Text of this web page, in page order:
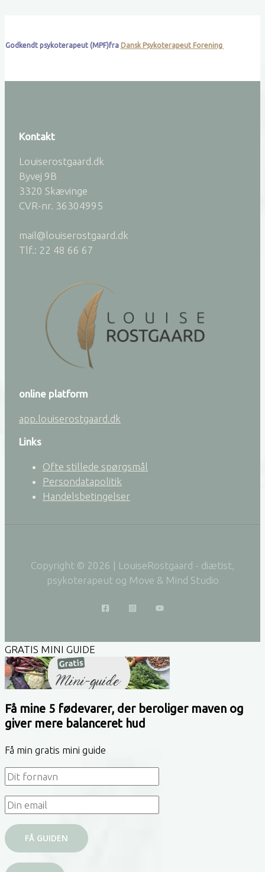
Godkendt psykoterapeut (MPF)fra Dansk Psykoterapeut Forening
Kontakt
Louiserostgaard.dk
Byvej 9B
3320 Skævinge
CVR-nr. 36304995
mail@louiserostgaard.dk
Tlf.: 22 48 66 67
online platform
app.louiserostgaard.dk
Links
Ofte stillede spørgsmål
Persondatapolitik
Handelsbetingelser
Copyright © 2026 | LouiseRostgaard - diætist,
psykoterapeut og Move & Mind Studio
GRATIS MINI GUIDE
Få mine 5 fødevarer, der beroliger maven og
giver mere balanceret hud
Få min gratis mini guide